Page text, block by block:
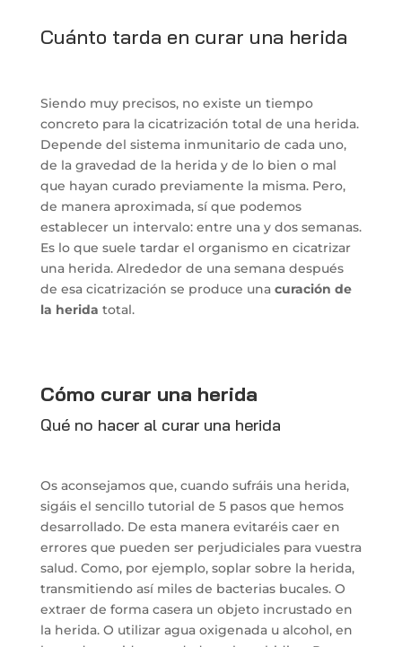
Cuánto tarda en curar una herida
Siendo muy precisos, no existe un tiempo
concreto para la cicatrización total de una herida.
Depende del sistema inmunitario de cada uno,
de la gravedad de la herida y de lo bien o mal
que hayan curado previamente la misma. Pero,
de manera aproximada, sí que podemos
establecer un intervalo: entre una y dos semanas.
Es lo que suele tardar el organismo en cicatrizar
una herida. Alrededor de una semana después
de esa cicatrización se produce una curación de
la herida total.
Cómo curar una herida
Qué no hacer al curar una herida
Os aconsejamos que, cuando sufráis una herida,
sigáis el sencillo tutorial de 5 pasos que hemos
desarrollado. De esta manera evitaréis caer en
errores que pueden ser perjudiciales para vuestra
salud. Como, por ejemplo, soplar sobre la herida,
transmitiendo así miles de bacterias bucales. O
extraer de forma casera un objeto incrustado en
la herida. O utilizar agua oxigenada u alcohol, en